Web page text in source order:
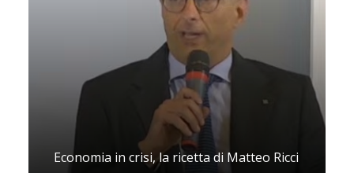
Economia in crisi, la ricetta di Matteo Ricci